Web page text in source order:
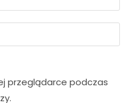
przeglądarce podczas